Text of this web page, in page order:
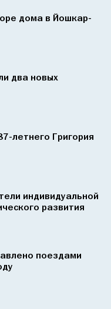
дома в Йошкар-
два новых
летнего Григория
индивидуальной
развития
поездами